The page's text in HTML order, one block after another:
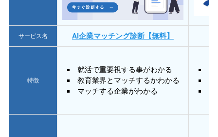
サービス名 AI企業マッチング診断【無料】
特徴
就活で重要視する事がわかる
教育業界とマッチするかわかる
マッチする企業がわかる
質